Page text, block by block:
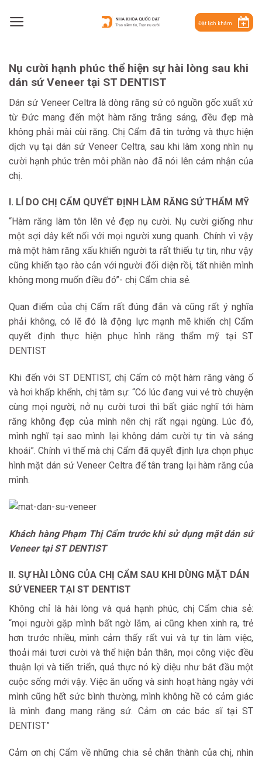
Đặt lịch khám
Nụ cười hạnh phúc thể hiện sự hài lòng sau khi
dán sứ Veneer tại ST DENTIST
Dán sứ Veneer Celtra là dòng răng sứ có nguồn gốc xuất xứ
từ Đức mang đến một hàm răng trắng sáng, đều đẹp mà
không phải mài cùi răng. Chị Cẩm đã tin tưởng và thực hiện
dịch vụ tại dán sứ Veneer Celtra, sau khi làm xong nhìn nụ
cười hạnh phúc trên môi phần nào đã nói lên cảm nhận của
chị.
I. LÍ DO CHỊ CẨM QUYẾT ĐỊNH LÀM RĂNG SỨ THẨM MỸ
“Hàm răng làm tôn lên vẻ đẹp nụ cười. Nụ cười giống như
một sợi dây kết nối với mọi người xung quanh. Chính vì vậy
mà một hàm răng xấu khiến người ta rất thiếu tự tin, như vậy
cũng khiến tạo rào cản với người đối diện rồi, tất nhiên mình
không mong muốn điều đó”- chị Cẩm chia sẻ.
Quan điểm của chị Cẩm rất đúng đắn và cũng rất ý nghĩa
phải không, có lẽ đó là động lực mạnh mẽ khiến chỊ Cẩm
quyết định thực hiện phục hình răng thẩm mỹ tại ST
DENTIST
Khi đến với ST DENTIST, chị Cẩm có một hàm răng vàng ố
và hơi khấp khểnh, chị tâm sự: “Có lúc đang vui vẻ trò chuyện
cùng mọi người, nở nụ cười tươi thì bất giác nghĩ tới hàm
răng không đẹp của mình nên chị rất ngại ngùng. Lúc đó,
mình nghĩ tại sao mình lại không dám cười tự tin và sảng
khoái”. Chính vì thế mà chị Cẩm đã quyết định lựa chọn phục
hình mặt dán sứ Veneer Celtra để tân trang lại hàm răng của
mình.
Khách hàng Phạm Thị Cẩm trước khi sử dụng mặt dán sứ
Veneer tại ST DENTIST
II. SỰ HÀI LÒNG CỦA CHỊ CẨM SAU KHI DÙNG MẶT DÁN
SỨ VENEER TẠI ST DENTIST
Không chỉ là hài lòng và quá hạnh phúc, chị Cẩm chia sẻ:
“mọi người gặp mình bất ngờ lắm, ai cũng khen xinh ra, trẻ
hơn trước nhiều, mình cảm thấy rất vui và tự tin làm việc,
thoải mái tươi cười và thể hiện bản thân, mọi công việc đều
thuận lợi và tiến triển, quả thực nó kỳ diệu như bắt đầu một
cuộc sống mới vậy. Việc ăn uống và sinh hoạt hàng ngày với
mình cũng hết sức bình thường, mình không hề có cảm giác
là mình đang mang răng sứ. Cảm ơn các bác sĩ tại ST
DENTIST”
Cảm ơn chị Cẩm về những chia sẻ chân thành của chị, nhìn